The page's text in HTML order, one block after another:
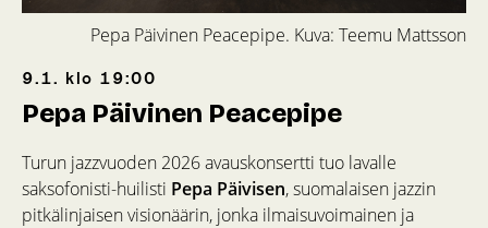
Pepa Päivinen Peacepipe. Kuva: Teemu Mattsson
9.1. klo 19:00
Pepa Päivinen Peacepipe
Turun jazzvuoden 2026 avauskonsertti tuo lavalle
saksofonisti-huilisti Pepa Päivisen, suomalaisen jazzin
pitkälinjaisen visionäärin, jonka ilmaisuvoimainen ja